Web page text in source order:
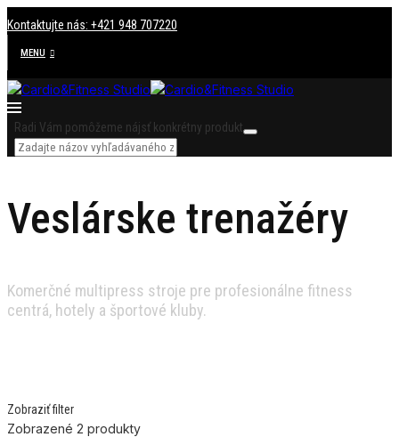
Kontaktujte nás: +421 948 707220
MENU
Radi Vám pomôžeme nájsť konkrétny produkt
Veslárske trenažéry
Komerčné multipress stroje pre profesionálne fitness
centrá, hotely a športové kluby.
Zobraziť filter
Zobrazené 2 produkty